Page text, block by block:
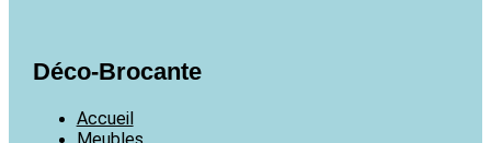
Déco-Brocante
Accueil